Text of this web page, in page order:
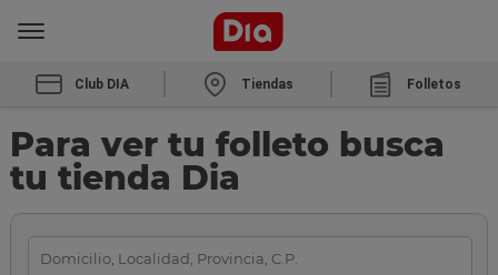
Club DIA Tiendas Folletos
Para ver tu folleto busca
tu tienda Dia